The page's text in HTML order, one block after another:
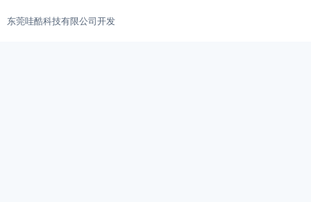
东莞哇酷科技有限公司开发